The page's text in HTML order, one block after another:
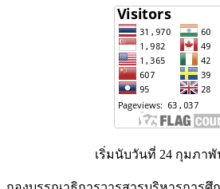
เริ่มนับวันที่ 24 กุมภาพั